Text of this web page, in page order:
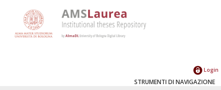
Login
STRUMENTI DI NAVIGAZIONE